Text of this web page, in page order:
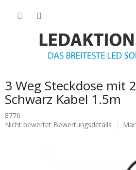
3 Weg Steckdose mit
Schwarz Kabel 1.5m
8776
Die
Nicht bewertet Bewertungsdetails